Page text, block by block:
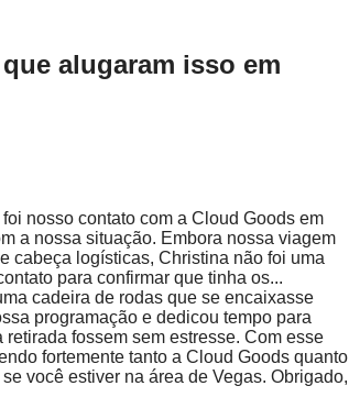
alugaram isso em
nosso contato com a Cloud Goods em
a nossa situação. Embora nossa viagem
cabeça logísticas, Christina não foi uma
para confirmar que tinha os...
cadeira de rodas que se encaixasse
programação e dedicou tempo para
fossem sem estresse. Com esse
fortemente tanto a Cloud Goods quanto
você estiver na área de Vegas. Obrigado,